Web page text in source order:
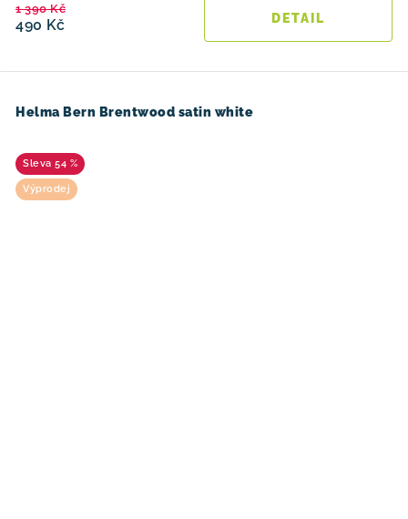
490 Kč
1 390 Kč
Helma Bern Brentwood satin white
54 %
Výprodej